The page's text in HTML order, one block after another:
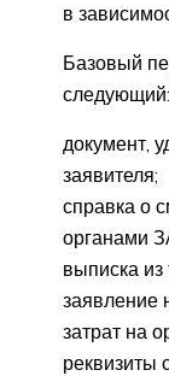
в
Базовый
следующий:
документ,
заявителя;
справка о
органами
выписка из
заявление
затрат на
реквизиты